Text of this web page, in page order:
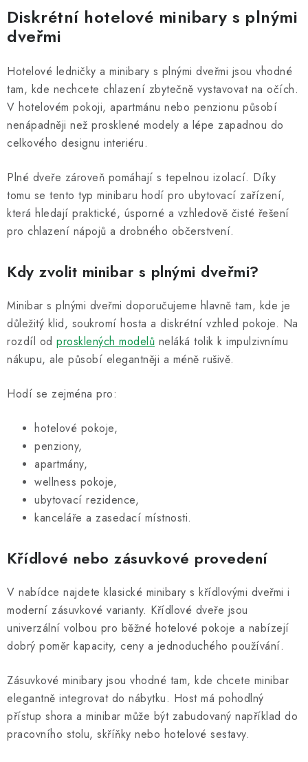
v
l
á
d
a
c
í
p
v
k
y
v
ý
p
i
s
u
Diskrétní hotelové minibary s plnými
dveřmi
Hotelové ledničky a minibary s plnými dveřmi jsou vhodné
tam, kde nechcete chlazení zbytečně vystavovat na očích.
V hotelovém pokoji, apartmánu nebo penzionu působí
nenápadněji než prosklené modely a lépe zapadnou do
celkového designu interiéru.
Plné dveře zároveň pomáhají s tepelnou izolací. Díky
tomu se tento typ minibaru hodí pro ubytovací zařízení,
která hledají praktické, úsporné a vzhledově čisté řešení
pro chlazení nápojů a drobného občerstvení.
Kdy zvolit minibar s plnými dveřmi?
Minibar s plnými dveřmi doporučujeme hlavně tam, kde je
důležitý klid, soukromí hosta a diskrétní vzhled pokoje. Na
rozdíl od prosklených modelů neláká tolik k impulzivnímu
nákupu, ale působí elegantněji a méně rušivě.
Hodí se zejména pro:
hotelové pokoje,
penziony,
apartmány,
wellness pokoje,
ubytovací rezidence,
kanceláře a zasedací místnosti.
Křídlové nebo zásuvkové provedení
V nabídce najdete klasické minibary s křídlovými dveřmi i
moderní zásuvkové varianty. Křídlové dveře jsou
univerzální volbou pro běžné hotelové pokoje a nabízejí
dobrý poměr kapacity, ceny a jednoduchého používání.
Zásuvkové minibary jsou vhodné tam, kde chcete minibar
elegantně integrovat do nábytku. Host má pohodlný
přístup shora a minibar může být zabudovaný například do
pracovního stolu, skříňky nebo hotelové sestavy.